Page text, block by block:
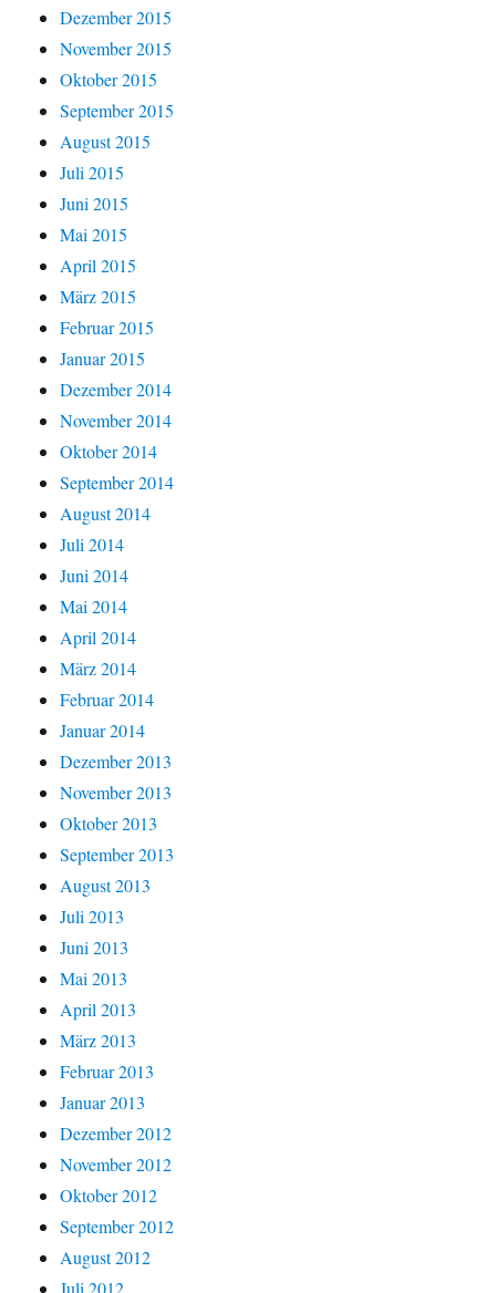
Dezember 2015
November 2015
Oktober 2015
September 2015
August 2015
Juli 2015
Juni 2015
Mai 2015
April 2015
März 2015
Februar 2015
Januar 2015
Dezember 2014
November 2014
Oktober 2014
September 2014
August 2014
Juli 2014
Juni 2014
Mai 2014
April 2014
März 2014
Februar 2014
Januar 2014
Dezember 2013
November 2013
Oktober 2013
September 2013
August 2013
Juli 2013
Juni 2013
Mai 2013
April 2013
März 2013
Februar 2013
Januar 2013
Dezember 2012
November 2012
Oktober 2012
September 2012
August 2012
Juli 2012